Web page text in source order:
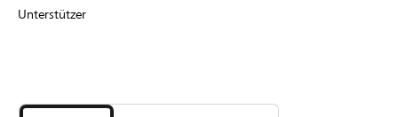
DE FR IT
Unterstützer
Projekte